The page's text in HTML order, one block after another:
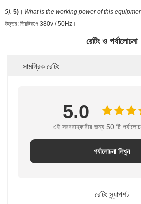
5). 5)। What is the working power of this
উত্তর: ডিফল্টরূপে 380v / 50Hz।
রেটিং ও পর্যালোচনা
সামগ্রিক রেটিং
5.0
এই সরবরাহকারীর জন্য 50 টি
পর্যালোচনা লিখুন
রেটিং স্ন্যাপশট